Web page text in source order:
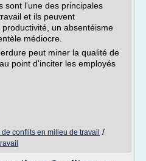
sont l'une des principales
et ils peuvent
un absentéisme
médiocre.
peut miner la qualité de
point d'inciter les employés
conflits en milieu de travail /